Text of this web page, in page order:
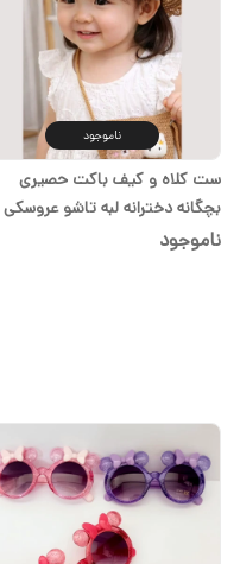
ناموجود
ست کلاه و کیف باکت حصیری
بچگانه دخترانه لبه تاشو عروسکی
تدی و خرگوش
ناموجود